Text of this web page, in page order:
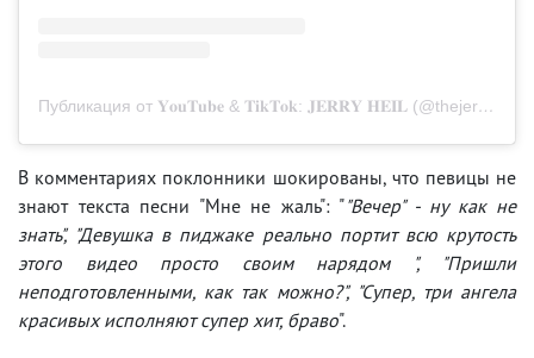
Публикация от 𝐘𝐨𝐮𝐓𝐮𝐛𝐞 & 𝐓𝐢𝐤𝐓𝐨𝐤: 𝐉𝐄𝐑𝐑𝐘 𝐇𝐄𝐈𝐋 (@thejerryheil)
В комментариях поклонники шокированы, что певицы не
знают текста песни "Мне не жаль": ""Вечер" - ну как не
знать", "Девушка в пиджаке реально портит всю крутость
этого видео просто своим нарядом ", "Пришли
неподготовленными, как так можно?", "Супер, три ангела
красивых исполняют супер хит, браво".